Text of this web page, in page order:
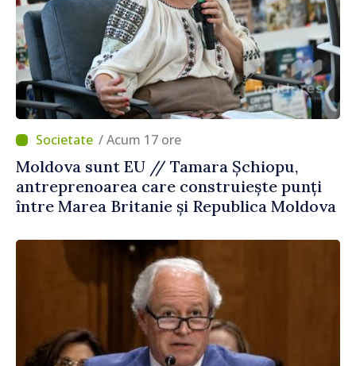
/ Acum 17 ore
Moldova sunt EU // Tamara Șchiopu,
antreprenoarea care construiește punți
între Marea Britanie și Republica Moldova